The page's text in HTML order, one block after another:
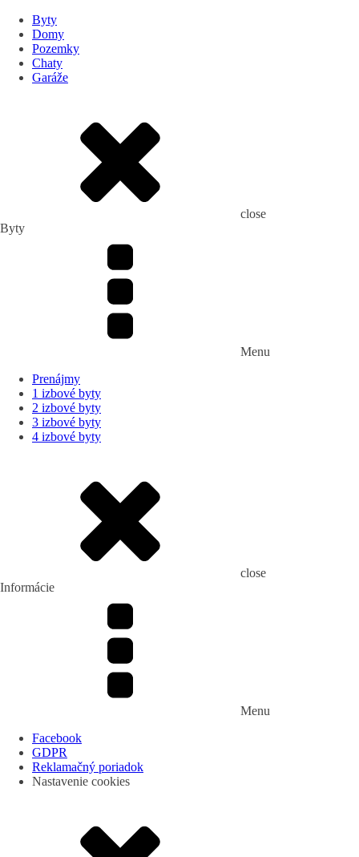
Byty
Domy
Pozemky
Chaty
Garáže
close
Byty
Menu
Prenájmy
1 izbové byty
2 izbové byty
3 izbové byty
4 izbové byty
close
Informácie
Menu
Facebook
GDPR
Reklamačný poriadok
Nastavenie cookies